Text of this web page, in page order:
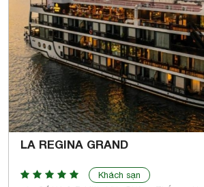
LA REGINA GRAND
Khách sạn